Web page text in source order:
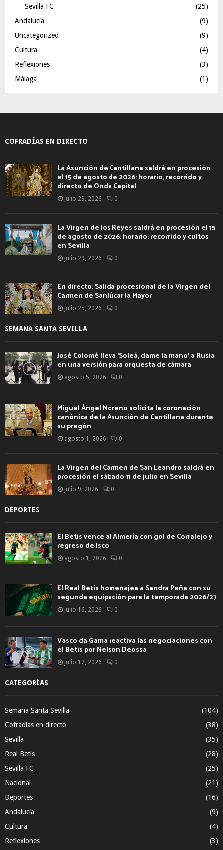
Sevilla FC
(25)
Andalucía
(9)
Uncategorized
(9)
Cultura
(4)
Reflexiones
(3)
Málaga
(1)
COFRADÍAS EN DIRECTO
La Asunción de Cantillana saldrá en procesión
el 15 de agosto de 2026: horario, recorrido y
directo de Onda Capital
julio 29, 2026 0
La Virgen de los Reyes saldrá en procesión el 15
de agosto de 2026: horario, recorrido y cultos
en Sevilla
julio 29, 2026 0
En directo: Salida procesional de la Virgen del
Carmen de Sanlúcar la Mayor
julio 25, 2026 0
SEMANA SANTA SEVILLA
José Colomé lleva ‘Soleá, dame la mano’ a Rusia
en una versión para orquesta de cámara
agosto 5, 2026 0
Miguel Ángel Moreno solicita la coronación
canónica de la Asunción de Cantillana durante
su pregón
agosto 1, 2026 0
La Virgen del Carmen de San Leandro saldrá en
procesión el sábado 11 de julio en Sevilla
julio 9, 2026 0
DEPORTES
El Betis vence al Almería con gol de Corralejo y
regreso de Isco
agosto 1, 2026 0
El Real Betis homenajea a Sandra Peña con su
segunda equipación para la temporada 2026/27
julio 16, 2026 0
Vasco da Gama reactiva las negociaciones con
el Betis por Nelson Deossa
julio 12, 2026 0
CATEGORÍAS
Semana Santa Sevilla
(104)
Cofradías en directo
(38)
Sevilla
(35)
Real Betis
(28)
Sevilla FC
(25)
Nacional
(21)
Deportes
(16)
Andalucía
(9)
Cultura
(4)
Reflexiones
(3)